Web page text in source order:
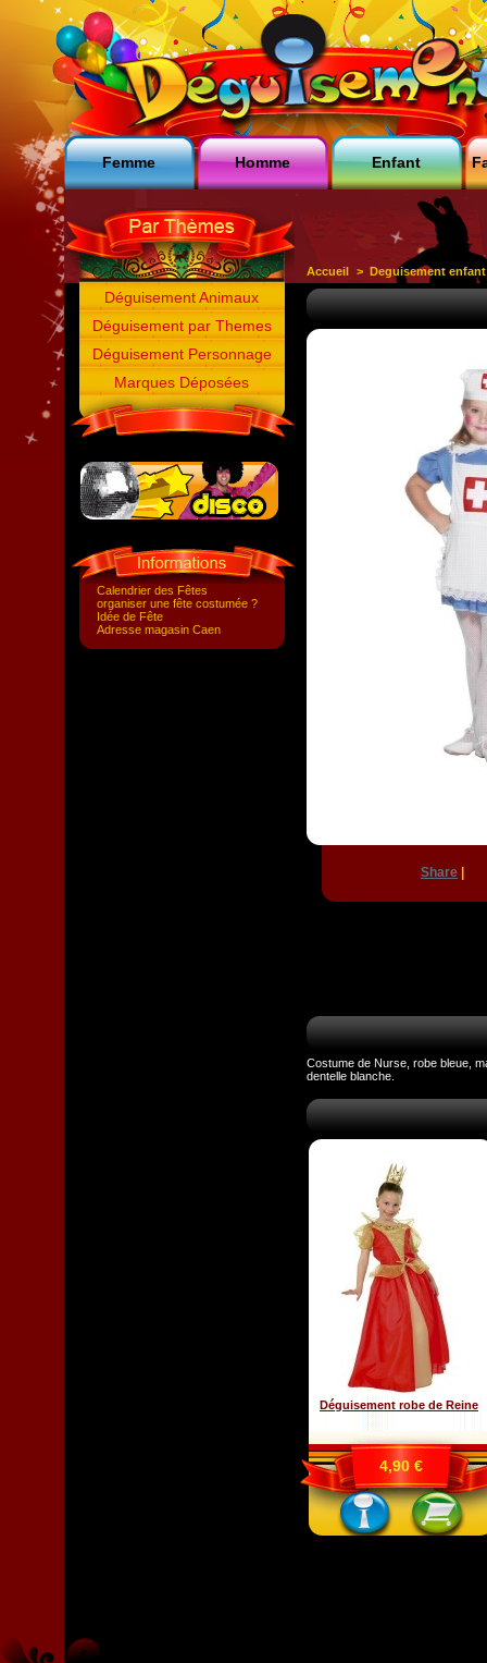
Femme Homme Enfant
Déguisement Animaux
Déguisement par Themes
Déguisement Personnage
Marques Déposées
Calendrier des Fêtes
organiser une fête costumée ?
Idée de Fête
Adresse magasin Caen
Accueil > Deguisement enfant
Share
Costume de Nurse, robe bleue,
dentelle blanche.
Déguisement robe de Reine
4,90 €